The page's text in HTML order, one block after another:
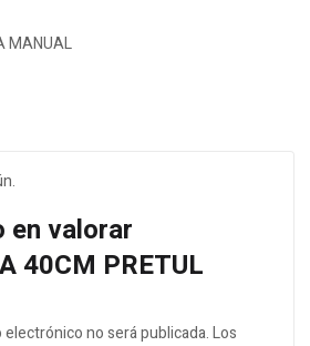
MANUAL
en valorar
40CM PRETUL
no será publicada.Los